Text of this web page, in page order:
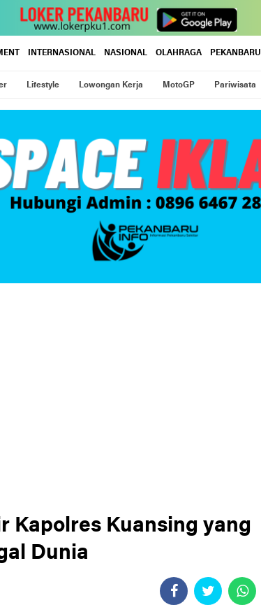
INTERNASIONAL NASIONAL OLAHRAGA PEKANBARU
Lifestyle Lowongan Kerja MotoGP Pariwisata
Kapolres Kuansing yang
Dunia